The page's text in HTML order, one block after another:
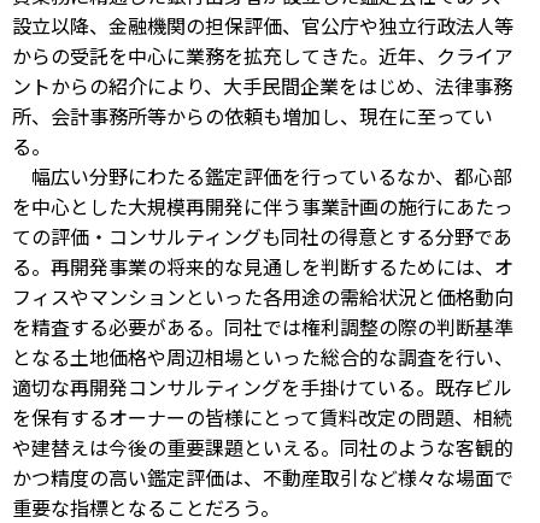
設立以降、金融機関の担保評価、官公庁や独立行政法人等
からの受託を中心に業務を拡充してきた。近年、クライア
ントからの紹介により、大手民間企業をはじめ、法律事務
所、会計事務所等からの依頼も増加し、現在に至ってい
る。
幅広い分野にわたる鑑定評価を行っているなか、都心部
を中心とした大規模再開発に伴う事業計画の施行にあたっ
ての評価・コンサルティングも同社の得意とする分野であ
る。再開発事業の将来的な見通しを判断するためには、オ
フィスやマンションといった各用途の需給状況と価格動向
を精査する必要がある。同社では権利調整の際の判断基準
となる土地価格や周辺相場といった総合的な調査を行い、
適切な再開発コンサルティングを手掛けている。既存ビル
を保有するオーナーの皆様にとって賃料改定の問題、相続
や建替えは今後の重要課題といえる。同社のような客観的
かつ精度の高い鑑定評価は、不動産取引など様々な場面で
重要な指標となることだろう。